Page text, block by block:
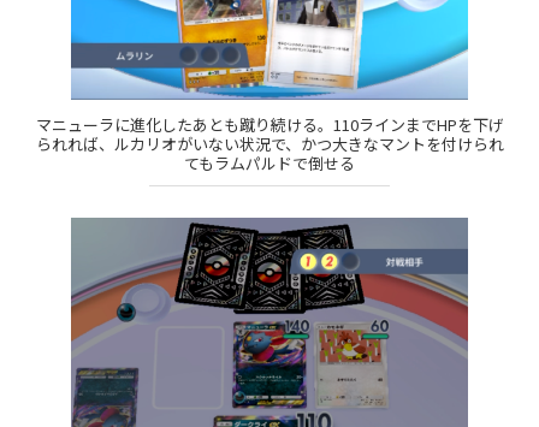
マニューラに進化したあとも蹴り続ける。110ラインまでHPを下げ
られれば、ルカリオがいない状況で、かつ大きなマントを付けられ
てもラムパルドで倒せる